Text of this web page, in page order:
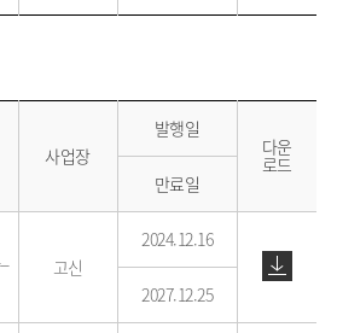
사업장
발행일
다운
로드
만료일
고신
2024.12.16
2027.12.25